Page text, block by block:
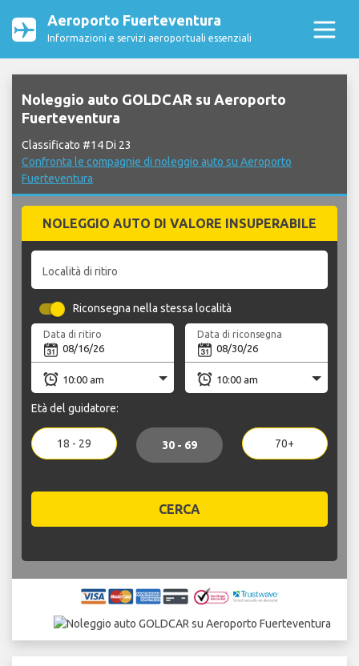
Aeroporto Fuerteventura
Informazioni e servizi aeroportuali essenziali
Noleggio auto GOLDCAR su Aeroporto
Fuerteventura
Classificato #14 Di 23
Confronta le compagnie di noleggio auto su Aeroporto
Fuerteventura
NOLEGGIO AUTO DI VALORE INSUPERABILE
Località di ritiro
Riconsegna nella stessa località
Data di ritiro Data di riconsegna
Età del guidatore:
18 - 29 30 - 69 70+
CERCA